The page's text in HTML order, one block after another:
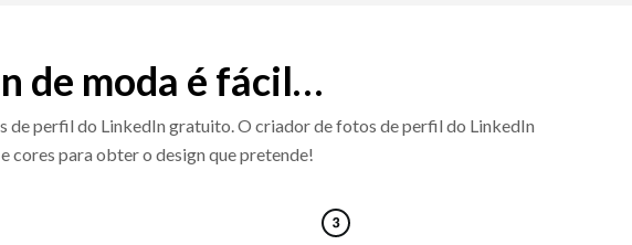
de moda é fácil…
de perfil do LinkedIn gratuito. O criador de fotos de perfil do LinkedIn
cores para obter o design que pretende!